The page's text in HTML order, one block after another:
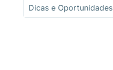
Dicas e Oportunidades